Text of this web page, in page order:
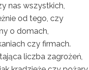
nas wszystkich,
od tego, czy
o domach,
czy firmach.
liczba zagrożeń,